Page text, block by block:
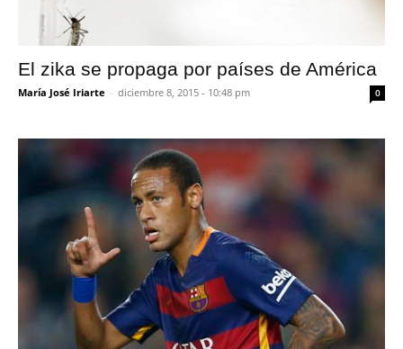
El zika se propaga por países de América
María José Iriarte - diciembre 8, 2015 - 10:48 pm 0